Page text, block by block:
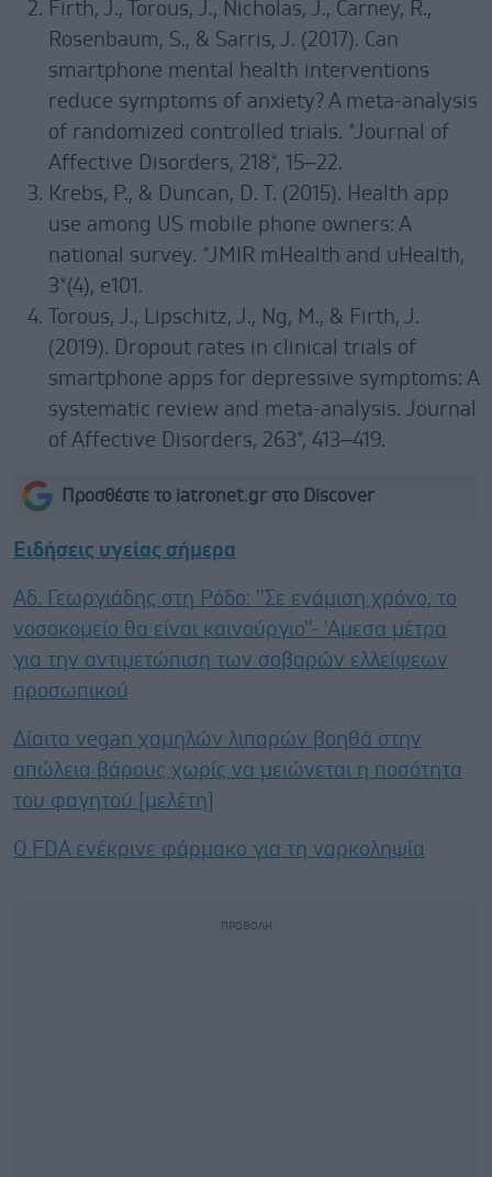
Firth, J., Torous, J., Nicholas, J., Carney, R.,
Rosenbaum, S., & Sarris, J. (2017). Can
smartphone mental health interventions
reduce symptoms of anxiety? A meta-analysis
of randomized controlled trials. *Journal of
Affective Disorders, 218*, 15–22.
Krebs, P., & Duncan, D. T. (2015). Health app
use among US mobile phone owners: A
national survey. *JMIR mHealth and uHealth,
3*(4), e101.
Torous, J., Lipschitz, J., Ng, M., & Firth, J.
(2019). Dropout rates in clinical trials of
smartphone apps for depressive symptoms: A
systematic review and meta-analysis. Journal
of Affective Disorders, 263*, 413–419.
Προσθέστε το iatronet.gr στο Discover
Ειδήσεις υγείας σήμερα
Αδ. Γεωργιάδης στη Ρόδο: ''Σε ενάμιση χρόνο, το
νοσοκομείο θα είναι καινούργιο''- 'Αμεσα μέτρα
για την αντιμετώπιση των σοβαρών ελλείψεων
προσωπικού
Δίαιτα vegan χαμηλών λιπαρών βοηθά στην
απώλεια βάρους χωρίς να μειώνεται η ποσότητα
του φαγητού [μελέτη]
Ο FDA ενέκρινε φάρμακο για τη ναρκοληψία